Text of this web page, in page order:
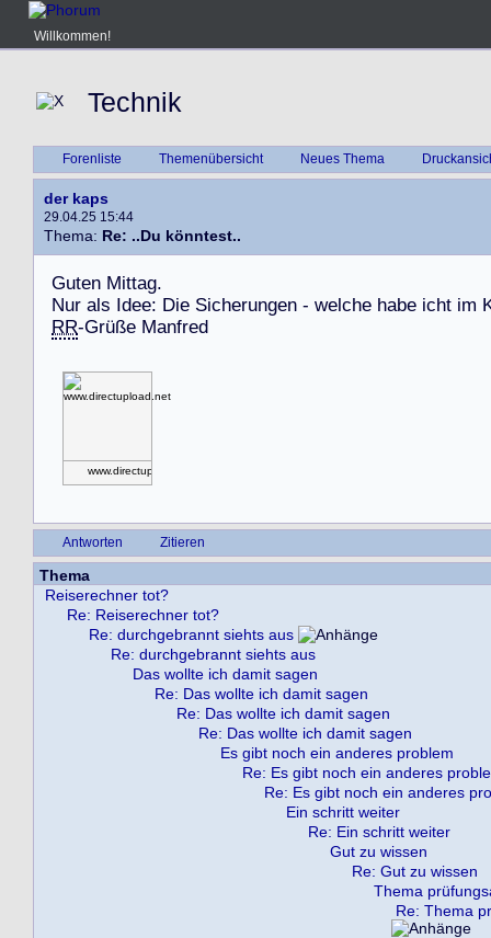
Willkommen!
Technik
Forenliste Themenübersicht Neues Thema
der kaps
29.04.25 15:44
Thema: Re: ..Du könntest..
Guten Mittag.
Nur als Idee: Die Sicherungen - welche habe icht im
RR-Grüße Manfred
www.directupload.net
Antworten Zitieren
Thema
Reiserechner tot?
Re: Reiserechner tot?
Re: durchgebrannt siehts aus
Re: durchgebrannt siehts aus
Das wollte ich damit sagen
Re: Das wollte ich damit sagen
Re: Das wollte ich damit sagen
Re: Das wollte ich damit sagen
Es gibt noch ein anderes problem
Re: Es gibt noch ein anderes
Re: Es gibt noch ein anderes
Ein schritt weiter
Re: Ein schritt weiter
Gut zu wissen
Re: Gut zu wissen
Thema
Re: Thema